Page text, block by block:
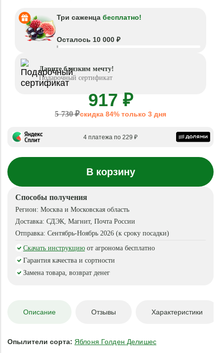
Три саженца бесплатно!
Осталось 10 000 ₽
Дарите близким мечту!
Подарочный сертификат
917 ₽
5 730 ₽скидка 84% только 3 дня
4 платежа по 229 ₽
В корзину
Способы получения
Регион: Москва и Московская область
Доставка: СДЭК, Магнит, Почта России
Отправка: Сентябрь-Ноябрь 2026 (к сроку посадки)
Скачать инструкцию от агронома бесплатно
Гарантия качества и сортности
Замена товара, возврат денег
Описание Отзывы Характеристики
Опылители сорта: Яблоня Голден Делишес